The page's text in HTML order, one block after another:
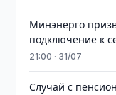
Минэнерго
подключение к
21:00 · 31/07
Случай с